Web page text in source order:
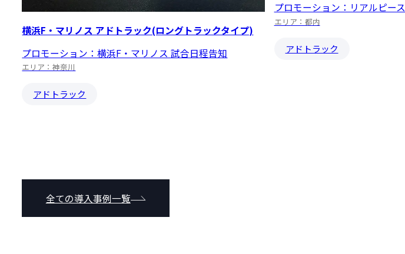
横浜F・マリノス アドトラック(ロングトラックタイプ)
プロモーション：横浜F・マリノス 試合日程告知
エリア：神奈川
アドトラック
プロモーション：リアルピース
エリア：都内
アドトラック
全ての導入事例一覧